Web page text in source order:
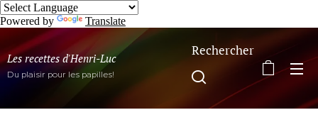
Powered by Translate
Les recettes d'Henri-Luc
Du plaisir pour les papilles!
Rechercher